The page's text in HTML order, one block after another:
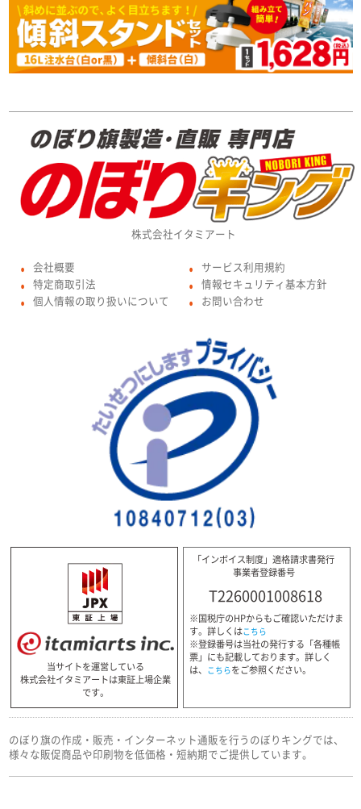
株式会社イタミアート
● 会社概要
● 特定商取引法
● 個人情報の取り扱いについて
● サービス利用規約
● 情報セキュリティ基本方針
● お問い合わせ
当サイトを運営している
株式会社イタミアートは東証上場企業
です。
「インボイス制度」適格請求書発行
事業者登録番号
T2260001008618
※国税庁のHPからもご確認いただけま
す。詳しくはこちら
※登録番号は当社の発行する「各種帳
票」にも記載しております。詳しく
は、 こちらをご参照ください。
のぼり旗の作成・販売・インターネット通販を行うのぼりキングでは、
様々な販促商品や印刷物を低価格・短納期でご提供しています。